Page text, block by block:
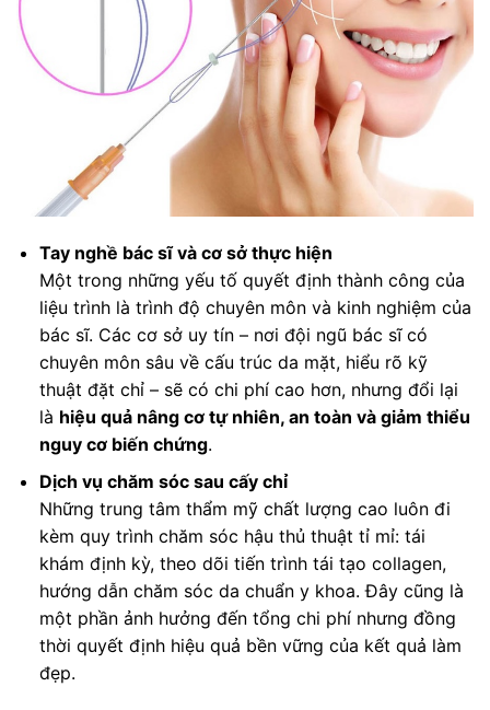
Tay nghề bác sĩ và cơ sở thực hiện
Một trong những yếu tố quyết định thành công của
liệu trình là trình độ chuyên môn và kinh nghiệm của
bác sĩ. Các cơ sở uy tín – nơi đội ngũ bác sĩ có
chuyên môn sâu về cấu trúc da mặt, hiểu rõ kỹ
thuật đặt chỉ – sẽ có chi phí cao hơn, nhưng đổi lại
là hiệu quả nâng cơ tự nhiên, an toàn và giảm thiểu
nguy cơ biến chứng.
Dịch vụ chăm sóc sau cấy chỉ
Những trung tâm thẩm mỹ chất lượng cao luôn đi
kèm quy trình chăm sóc hậu thủ thuật tỉ mỉ: tái
khám định kỳ, theo dõi tiến trình tái tạo collagen,
hướng dẫn chăm sóc da chuẩn y khoa. Đây cũng là
một phần ảnh hưởng đến tổng chi phí nhưng đồng
thời quyết định hiệu quả bền vững của kết quả làm
đẹp.